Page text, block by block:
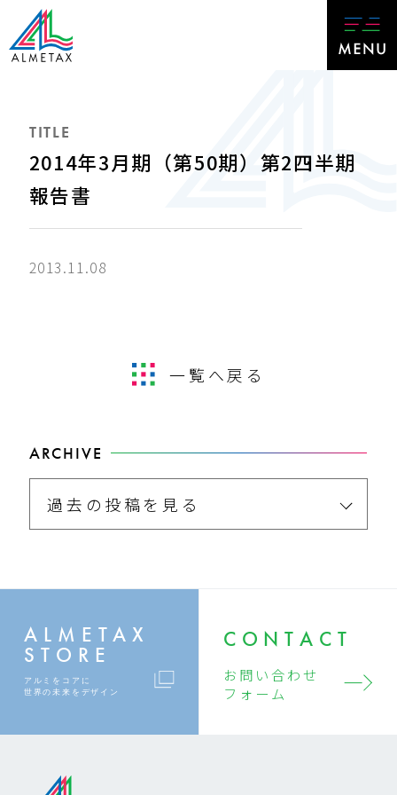
TITLE
2014年3月期（第50期）第2四半期
報告書
2013.11.08
一覧へ戻る
ARCHIVE
過去の投稿を見る
ALMETAX
STORE
アルミをコアに
世界の未来をデザイン
CONTACT
お問い合わせ
フォーム